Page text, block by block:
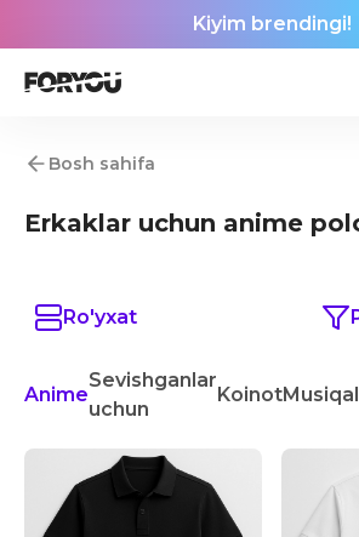
Kiyim brendingi!
Bosh sahifa
Erkaklar uchun anime
Ro'yxat
Anime
Sevishganlar
uchun
KoinotMusiqa